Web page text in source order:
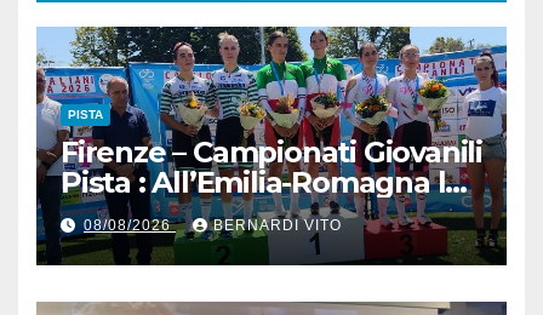
PISTA
Firenze – Campionati Giovanili
Pista : All’Emilia-Romagna la
Maglia Tricolore Madison
“Donne Allieve”
08/08/2026 BERNARDI VITO